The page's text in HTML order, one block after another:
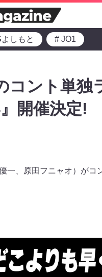
しもと # JO1
コント単独
開催決定!
一、原田フニャオ）がコ